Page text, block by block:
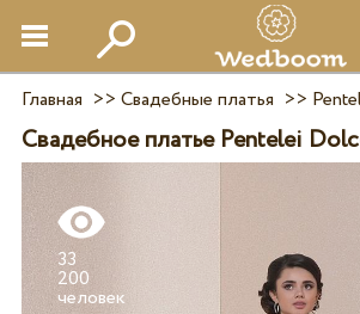
Главная >> Свадебные платья >>
Свадебное платье Pentelei
33
200
человек